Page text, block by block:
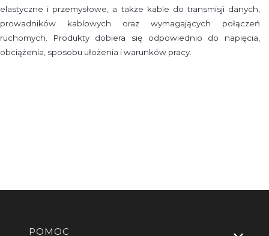
elastyczne i przemysłowe, a także kable do transmisji danych,
prowadników kablowych oraz wymagających połączeń
ruchomych. Produkty dobiera się odpowiednio do napięcia,
obciążenia, sposobu ułożenia i warunków pracy.
Linki w stopce
POMOC